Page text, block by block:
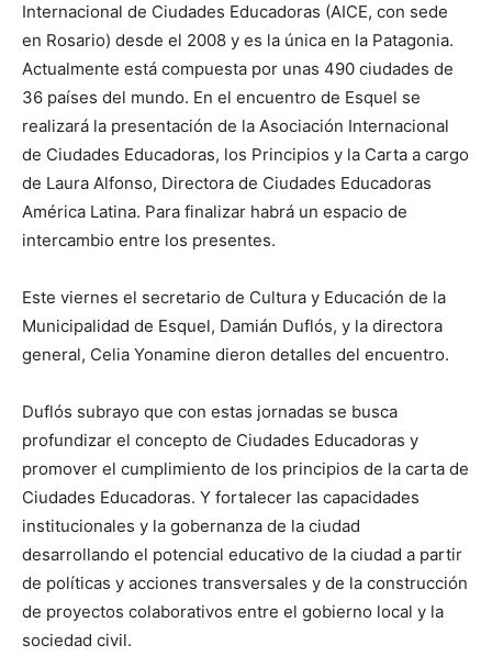
Internacional de Ciudades Educadoras (AICE, con sede
en Rosario) desde el 2008 y es la única en la Patagonia.
Actualmente está compuesta por unas 490 ciudades de
36 países del mundo. En el encuentro de Esquel se
realizará la presentación de la Asociación Internacional
de Ciudades Educadoras, los Principios y la Carta a cargo
de Laura Alfonso, Directora de Ciudades Educadoras
América Latina. Para finalizar habrá un espacio de
intercambio entre los presentes.
Este viernes el secretario de Cultura y Educación de la
Municipalidad de Esquel, Damián Duflós, y la directora
general, Celia Yonamine dieron detalles del encuentro.
Duflós subrayo que con estas jornadas se busca
profundizar el concepto de Ciudades Educadoras y
promover el cumplimiento de los principios de la carta de
Ciudades Educadoras. Y fortalecer las capacidades
institucionales y la gobernanza de la ciudad
desarrollando el potencial educativo de la ciudad a partir
de políticas y acciones transversales y de la construcción
de proyectos colaborativos entre el gobierno local y la
sociedad civil.